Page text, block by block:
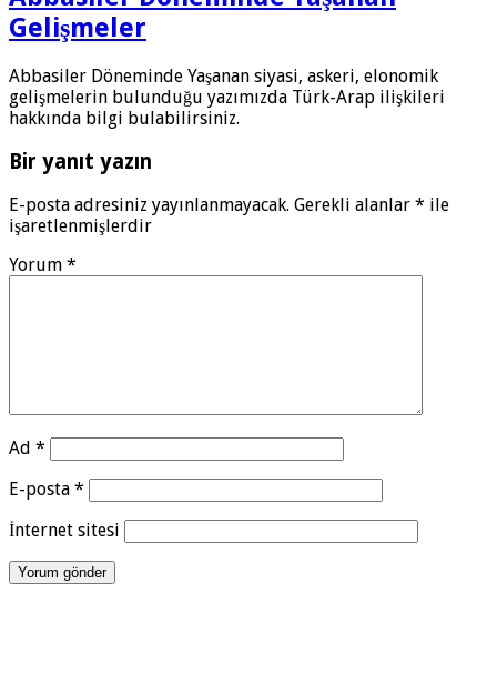
Gelişmeler
Abbasiler Döneminde Yaşanan siyasi, askeri, elonomik
gelişmelerin bulunduğu yazımızda Türk-Arap ilişkileri
hakkında bilgi bulabilirsiniz.
Bir yanıt yazın
E-posta adresiniz yayınlanmayacak. Gerekli alanlar * ile
işaretlenmişlerdir
Yorum *
Ad *
E-posta *
İnternet sitesi